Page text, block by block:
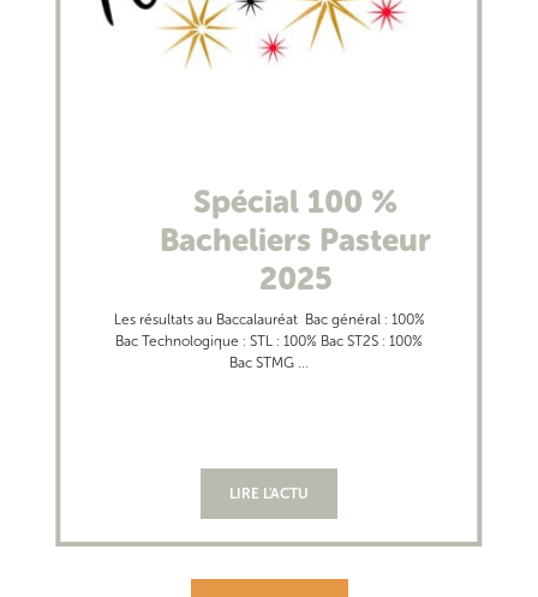
Spécial 100 %
Bacheliers Pasteur
2025
Les résultats au Baccalauréat Bac général : 100%
Bac Technologique : STL : 100% Bac ST2S : 100%
Bac STMG ...
LIRE L'ACTU